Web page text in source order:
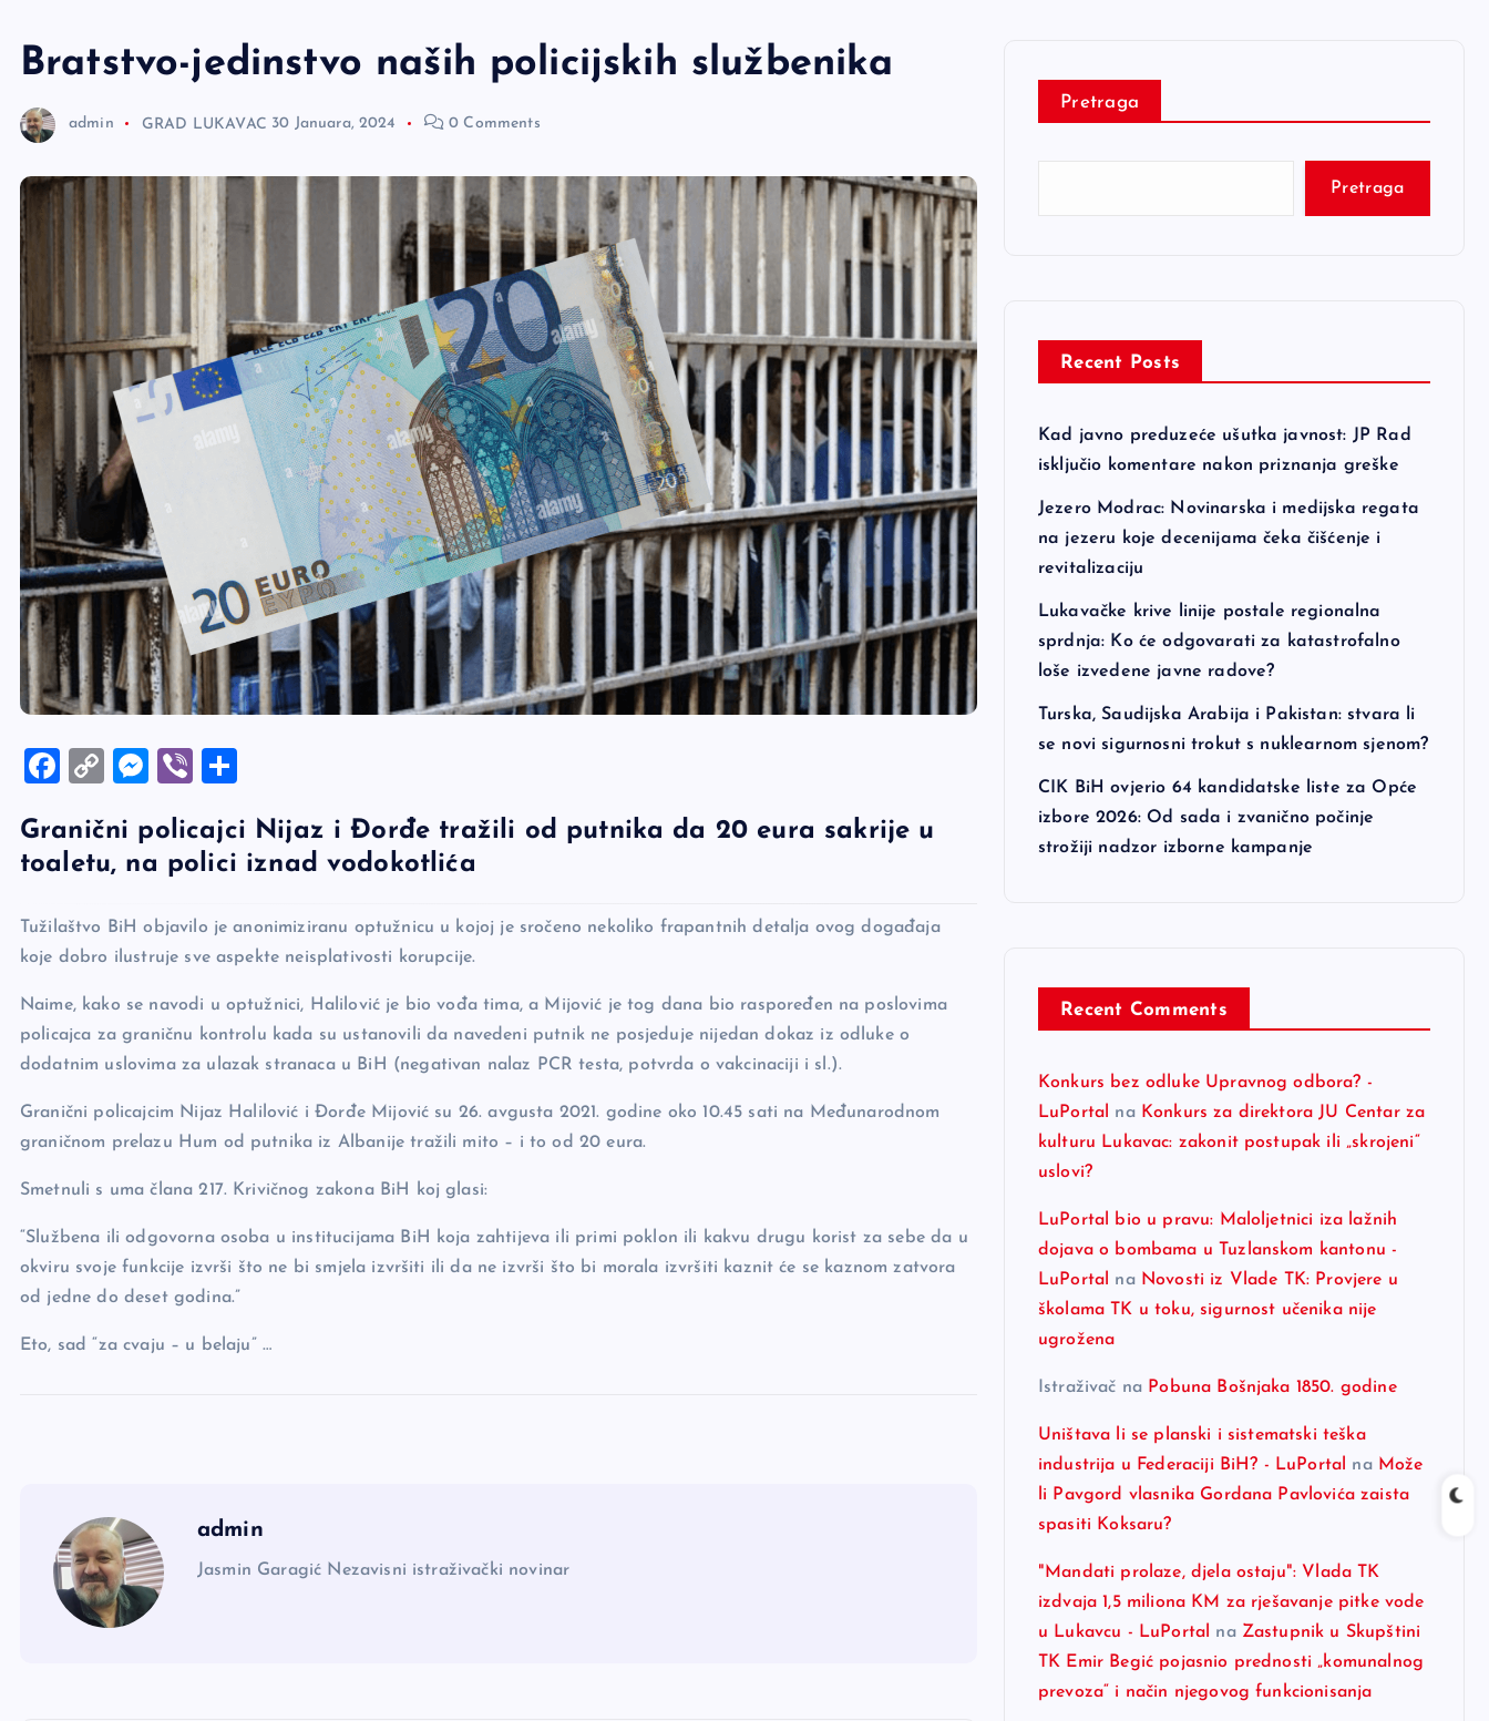
Bratstvo-jedinstvo naših policijskih službenika
admin GRAD LUKAVAC 30 Januara, 2024 0 Comments
F
c
e
o
k
C
p
y
n
M
se
n
er
Vi
er ar
e
Granični policajci Nijaz i Đorđe tražili od putnika da 20 eura sakrije u
toaletu, na polici iznad vodokotlića
Tužilaštvo BiH objavilo je anonimiziranu optužnicu u kojoj je sročeno nekoliko frapantnih detalja ovog događaja
koje dobro ilustruje sve aspekte neisplativosti korupcije.
Naime, kako se navodi u optužnici, Halilović je bio vođa tima, a Mijović je tog dana bio raspoređen na poslovima
policajca za graničnu kontrolu kada su ustanovili da navedeni putnik ne posjeduje nijedan dokaz iz odluke o
dodatnim uslovima za ulazak stranaca u BiH (negativan nalaz PCR testa, potvrda o vakcinaciji i sl.).
Granični policajcim Nijaz Halilović i Đorđe Mijović su 26. avgusta 2021. godine oko 10.45 sati na Međunarodnom
graničnom prelazu Hum od putnika iz Albanije tražili mito – i to od 20 eura.
Smetnuli s uma člana 217. Krivičnog zakona BiH koj glasi:
“Službena ili odgovorna osoba u institucijama BiH koja zahtijeva ili primi poklon ili kakvu drugu korist za sebe da u
okviru svoje funkcije izvrši što ne bi smjela izvršiti ili da ne izvrši što bi morala izvršiti kaznit će se kaznom zatvora
od jedne do deset godina.”
Eto, sad “za cvaju – u belaju” …
admin
Jasmin Garagić Nezavisni istraživački novinar
Pretraga
Pretraga
Recent Posts
Kad javno preduzeće ušutka javnost: JP Rad
isključio komentare nakon priznanja greške
Jezero Modrac: Novinarska i medijska regata
na jezeru koje decenijama čeka čišćenje i
revitalizaciju
Lukavačke krive linije postale regionalna
sprdnja: Ko će odgovarati za katastrofalno
loše izvedene javne radove?
Turska, Saudijska Arabija i Pakistan: stvara li
se novi sigurnosni trokut s nuklearnom sjenom?
CIK BiH ovjerio 64 kandidatske liste za Opće
izbore 2026: Od sada i zvanično počinje
strožiji nadzor izborne kampanje
Recent Comments
Konkurs bez odluke Upravnog odbora? -
LuPortal
na Konkurs za direktora JU Centar za
kulturu Lukavac: zakonit postupak ili „skrojeni“
uslovi?
LuPortal bio u pravu: Maloljetnici iza lažnih
dojava o bombama u Tuzlanskom kantonu -
LuPortal
na Novosti iz Vlade TK: Provjere u
školama TK u toku, sigurnost učenika nije
ugrožena
Istraživač na Pobuna Bošnjaka 1850. godine
Uništava li se planski i sistematski teška
industrija u Federaciji BiH? - LuPortal
na Može
li Pavgord vlasnika Gordana Pavlovića zaista
spasiti Koksaru?
"Mandati prolaze, djela ostaju": Vlada TK
izdvaja 1,5 miliona KM za rješavanje pitke vode
u Lukavcu - LuPortal
na Zastupnik u Skupštini
TK Emir Begić pojasnio prednosti „komunalnog
prevoza“ i način njegovog funkcionisanja